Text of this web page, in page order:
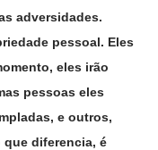
adversidades.
pessoal. Eles
eles irão
pessoas eles
e outros,
diferencia, é